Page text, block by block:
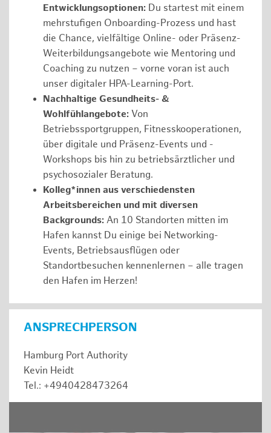
Entwicklungsoptionen: Du startest mit einem
mehrstufigen Onboarding-Prozess und hast
die Chance, vielfältige Online- oder Präsenz-
Weiterbildungsangebote wie Mentoring und
Coaching zu nutzen – vorne voran ist auch
unser digitaler HPA-Learning-Port.
Nachhaltige Gesundheits- &
Wohlfühlangebote: Von
Betriebssportgruppen, Fitnesskooperationen,
über digitale und Präsenz-Events und -
Workshops bis hin zu betriebsärztlicher und
psychosozialer Beratung.
Kolleg*innen aus verschiedensten
Arbeitsbereichen und mit diversen
Backgrounds: An 10 Standorten mitten im
Hafen kannst Du einige bei Networking-
Events, Betriebsausflügen oder
Standortbesuchen kennenlernen – alle tragen
den Hafen im Herzen!
ANSPRECHPERSON
Hamburg Port Authority
Kevin Heidt
Tel.: +4940428473264